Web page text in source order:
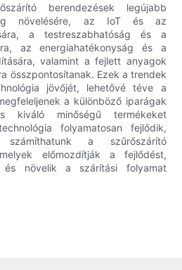
berendezések legújabb
növelésére, az IoT és az
a testreszabhatóság és a
az energiahatékonyság és a
valamint a fejlett anyagok
összpontosítanak. Ezek a trendek
jövőjét, lehetővé téve a
a különböző iparágak
kiváló minőségű termékeket
folyamatosan fejlődik,
számíthatunk a szűrőszárító
előmozdítják a fejlődést,
és növelik a szárítási folyamat